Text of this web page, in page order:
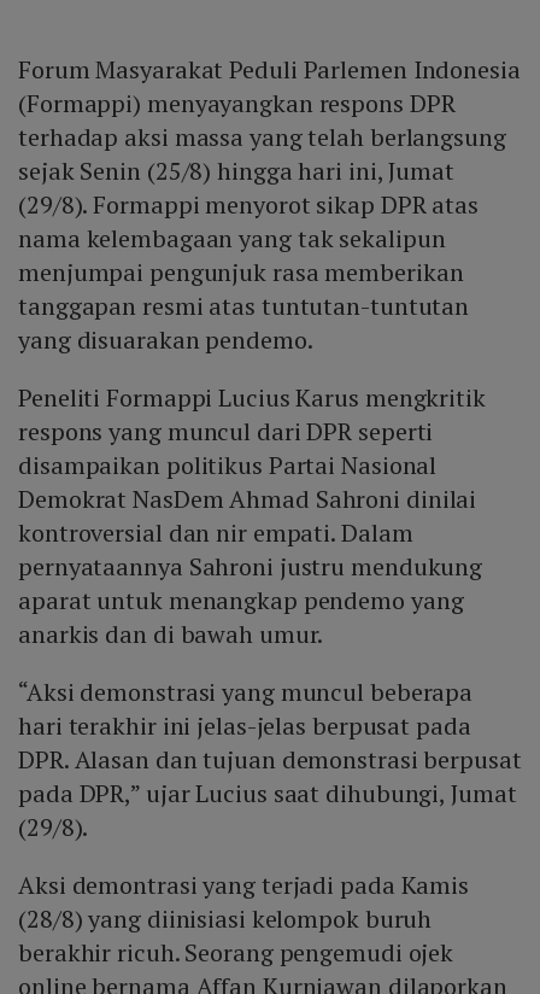
Forum Masyarakat Peduli Parlemen Indonesia
(Formappi) menyayangkan respons DPR
terhadap aksi massa yang telah berlangsung
sejak Senin (25/8) hingga hari ini, Jumat
(29/8). Formappi menyorot sikap DPR atas
nama kelembagaan yang tak sekalipun
menjumpai pengunjuk rasa memberikan
tanggapan resmi atas tuntutan-tuntutan
yang disuarakan pendemo.
Peneliti Formappi Lucius Karus mengkritik
respons yang muncul dari DPR seperti
disampaikan politikus Partai Nasional
Demokrat NasDem Ahmad Sahroni dinilai
kontroversial dan nir empati. Dalam
pernyataannya Sahroni justru mendukung
aparat untuk menangkap pendemo yang
anarkis dan di bawah umur.
“Aksi demonstrasi yang muncul beberapa
hari terakhir ini jelas-jelas berpusat pada
DPR. Alasan dan tujuan demonstrasi berpusat
pada DPR,” ujar Lucius saat dihubungi, Jumat
(29/8).
Aksi demontrasi yang terjadi pada Kamis
(28/8) yang diinisiasi kelompok buruh
berakhir ricuh. Seorang pengemudi ojek
online bernama Affan Kurniawan dilaporkan